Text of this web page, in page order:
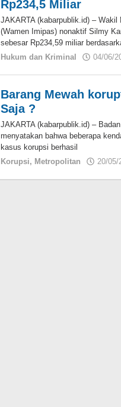
Rp234,5 Miliar
JAKARTA (kabarpublik.id) –
(Wamen Imipas) nonaktif Silmy
sebesar Rp234,59 miliar
Hukum dan Kriminal
04/06/
Barang Mewah
Saja ?
JAKARTA (kabarpublik.id) –
menyatakan bahwa beberapa
kasus korupsi berhasil
Korupsi, Metropolitan 20/05/